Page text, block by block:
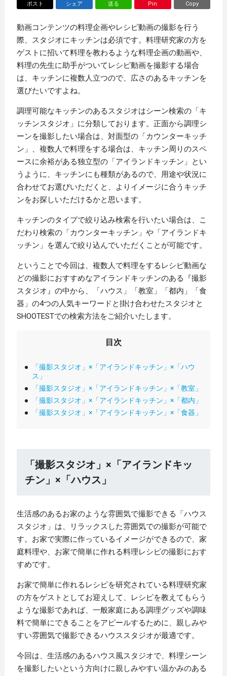
ポスト シェア 送る Pin Copy
動画コンテンツの料理企画やレシピ動画の撮影を行う
際、スタジオにキッチンは必須です。料理研究家の方を
ゲストに招いて料理を教わるような料理企画の動画や、
料理の先生に助手がついてレシピ動画を撮影する場合
は、キッチンに複数人立つので、広さのあるキッチンを
選びたいですよね。
調理可能なキッチンのあるスタジオはシーン検索の「キ
ッチンスタジオ」に分類しております。正面から調理シ
ーンを撮影したい場合は、対面型の「カウンターキッチ
ン」、複数人で料理をする場合は、キッチン周りのスペ
ースに余裕がある独立型の「アイランドキッチン」とい
うように、キッチンにも種類があるので、用途や状況に
合わせてお選びいただくと、よりイメージに合うキッチ
ンをお探しいただけるかと思います。
キッチンのタイプで絞り込み検索を行いたい場合は、こ
だわり検索の「カウンターキッチン」や「アイランドキ
ッチン」を選んで絞り込んでいただくことが可能です。
ということで今回は、複数人で料理をするレシピ動画な
どの撮影におすすめなアイランドキッチンのある『撮影
スタジオ』の中から、「ハウス」「教室」「都内」「食
器」の4つの人気キーワードと掛け合わせたスタジオと
SHOOTESTでの検索方法をご紹介いたします。
目次
「撮影スタジオ」×「アイランドキッチン」×「ハウ
ス」
「撮影スタジオ」×「アイランドキッチン」×「教室」
「撮影スタジオ」×「アイランドキッチン」×「都内」
「撮影スタジオ」×「アイランドキッチン」×「食器」
「撮影スタジオ」×「アイランドキッ
チン」×「ハウス」
生活感のあるお家のような雰囲気で撮影できる「ハウス
スタジオ」は、リラックスした雰囲気での撮影が可能で
す。お家で実際に作っているイメージができるので、家
庭料理や、お家で簡単に作れる料理レシピの撮影におす
すめです。
お家で簡単に作れるレシピを研究されている料理研究家
の方をゲストとしてお迎えして、レシピを教えてもらう
ような撮影であれば、一般家庭にある調理グッズや調味
料で簡単にできることをアピールするために、親しみや
すい雰囲気で撮影できるハウススタジオが最適です。
今回は、生活感のあるハウス風スタジオで、料理シーン
を撮影したいという方向けに親しみやすい温かみのある